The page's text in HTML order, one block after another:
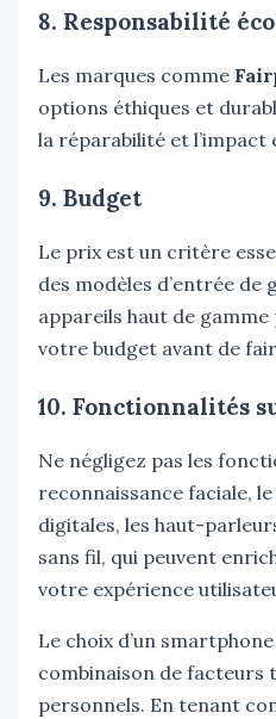
8. Responsabilité
Les marques comme
options éthiques et
la réparabilité et l’impact
9. Budget
Le prix est un critère
des modèles d’entrée de
appareils haut de
votre budget avant de
10. Fonctionnalités
Ne négligez pas les
reconnaissance faciale,
digitales, les haut-
sans fil, qui peuvent
votre expérience
Le choix d’un
combinaison de facteurs
personnels. En tenant